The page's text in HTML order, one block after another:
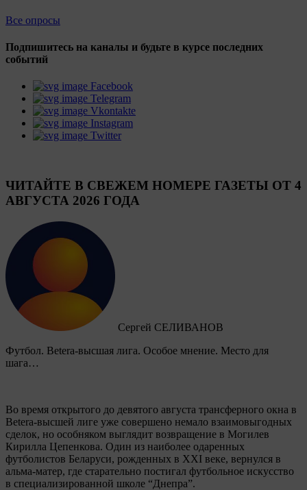
Все опросы
Подпишитесь на каналы и будьте в курсе последних
событий
Facebook
Telegram
Vkontakte
Instagram
Twitter
ЧИТАЙТЕ В СВЕЖЕМ НОМЕРЕ ГАЗЕТЫ ОТ 4
АВГУСТА 2026 ГОДА
Сергей СЕЛИВАНОВ
Футбол. Betera-высшая лига. Особое мнение. Место для
шага…
Во время открытого до девятого августа трансферного окна в
Betera-высшей лиге уже совершено немало взаимовыгодных
сделок, но особняком выглядит возвращение в Могилев
Кирилла Цепенкова. Один из наиболее одаренных
футболистов Беларуси, рожденных в XXI веке, вернулся в
альма-матер, где старательно постигал футбольное искусство
в специализированной школе “Днепра”.